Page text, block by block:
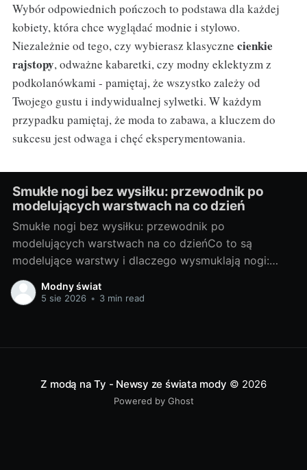
Wybór odpowiednich pończoch to podstawa dla każdej
kobiety, która chce wyglądać modnie i stylowo.
Niezależnie od tego, czy wybierasz klasyczne cienkie
rajstopy, odważne kabaretki, czy modny eklektyzm z
podkolanówkami - pamiętaj, że wszystko zależy od
Twojego gustu i indywidualnej sylwetki. W każdym
przypadku pamiętaj, że moda to zabawa, a kluczem do
sukcesu jest odwaga i chęć eksperymentowania.
Smukłe nogi bez wysiłku: przewodnik po
modelujących warstwach na co dzień
Smukłe nogi bez wysiłku: przewodnik po
modelujących warstwach na co dzieńCo to są
modelujące warstwy i dlaczego wysmuklają nogi:
podstawy, rodzaje, na co zwrócić uwagęModelujące
warstwy to sprytne elementy garderoby, które
subtelnie kształtują sylwetkę. Działają optycznie
Modny świat
5 sie 2026 • 3 min read
Z modą na Ty - Newsy ze świata mody © 2026
Powered by Ghost